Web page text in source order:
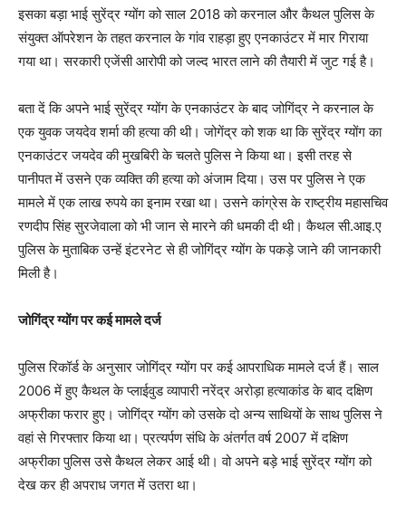
इसका बड़ा भाई सुरेंद्र ग्योंग को साल 2018 को करनाल और कैथल पुलिस के
संयुक्‍त ऑपरेशन के तहत करनाल के गांव राहड़ा हुए एनकाउंटर में मार गिराया
गया था। सरकारी एजेंसी आरोपी को जल्द भारत लाने की तैयारी में जुट गई है।
बता दें कि अपने भाई सुरेंद्र ग्योंग के एनकाउंटर के बाद जोगिंद्र ने करनाल के
एक युवक जयदेव शर्मा की हत्या की थी। जोगेंद्र को शक था कि सुरेंद्र ग्योंग का
एनकाउंटर जयदेव की मुखबिरी के चलते पुलिस ने किया था। इसी तरह से
पानीपत में उसने एक व्यक्ति की हत्या को अंजाम दिया। उस पर पुलिस ने एक
मामले में एक लाख रुपये का इनाम रखा था। उसने कांग्रेस के राष्ट्रीय महासचिव
रणदीप सिंह सुरजेवाला को भी जान से मारने की धमकी दी थी। कैथल सी.आइ.ए
पुलिस के मुताबिक उन्हें इंटरनेट से ही जोगिंद्र ग्योंग के पकड़े जाने की जानकारी
मिली है।
जोगिंद्र ग्‍योंग पर कई मामले दर्ज
पुलिस रिकॉर्ड के अनुसार जोगिंद्र ग्योंग पर कई आपराधिक मामले दर्ज हैं। साल
2006 में हुए कैथल के प्लाईवुड व्यापारी नरेंद्र अरोड़ा हत्याकांड के बाद दक्षिण
अफ्रीका फरार हुए। जोगिंद्र ग्योंग को उसके दो अन्य साथियों के साथ पुलिस ने
वहां से गिरफ्तार किया था। प्रत्यर्पण संधि के अंतर्गत वर्ष 2007 में दक्षिण
अफ्रीका पुलिस उसे कैथल लेकर आई थी। वो अपने बड़े भाई सुरेंद्र ग्योंग को
देख कर ही अपराध जगत में उतरा था।